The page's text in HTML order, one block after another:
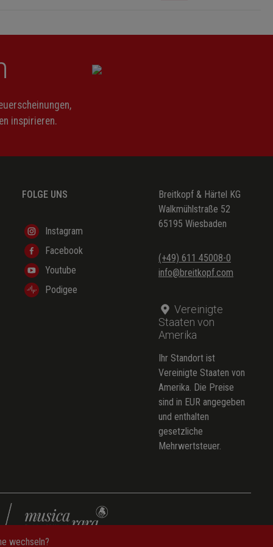
inspirieren.
FOLGE UNS
Instagram
Facebook
Youtube
Podigee
Breitkopf & Härtel KG
Walkmühlstraße 52
65195 Wiesbaden
(+49) 611 45008-0
info@breitkopf.com
Vereinigte
Staaten von
Amerika
Ihr Standort ist
Vereinigte Staaten von
Amerika. Die Preise
sind in EUR angegeben
und enthalten
gesetzliche
Mehrwertsteuer.
wechseln?